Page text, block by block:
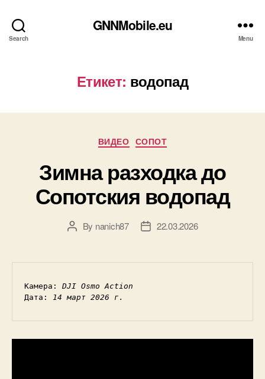
Search
GNNMobile.eu
Menu
Етикет: водопад
Categories
ВИДЕО СОПОТ
Зимна разходка до
Сопотския водопад
PostBy nanich87
Post22.03.2026
Камера: DJI Osmo Action
Дата:
14 март 2026 г.